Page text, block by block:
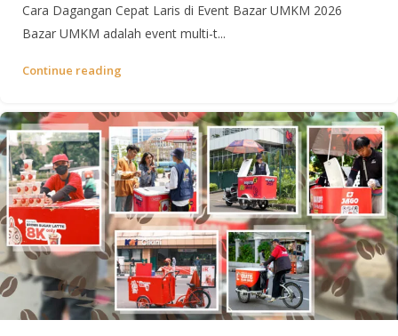
Cara Dagangan Cepat Laris di Event Bazar UMKM 2026
Bazar UMKM adalah event multi-t...
Continue reading